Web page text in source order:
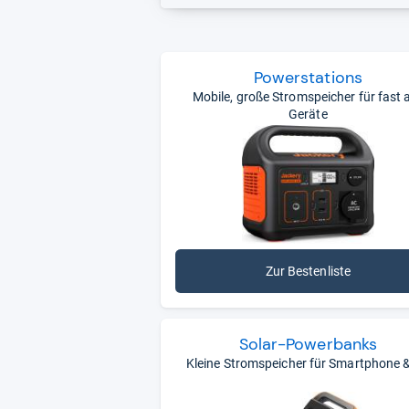
mehr wählen.
Langlebige und sichere
Schnellladefunktion für 80
Viele Anschlussmöglichkeiten.
Genaue Lade- und
Möglichkeit zum Drosseln
Passive Kühlung beim
Gleichzeitiges Laden und
Mit unseren Kacheln kommen Sie
dahinter finden Siedie aktuell
Kundenbewertungen.
Pow­er­sta­ti­ons
Mobile, große Stromspeicher für fast
Geräte
Zur Bestenliste
Solar-​Power­banks
Kleine Stromspeicher für Smartphone